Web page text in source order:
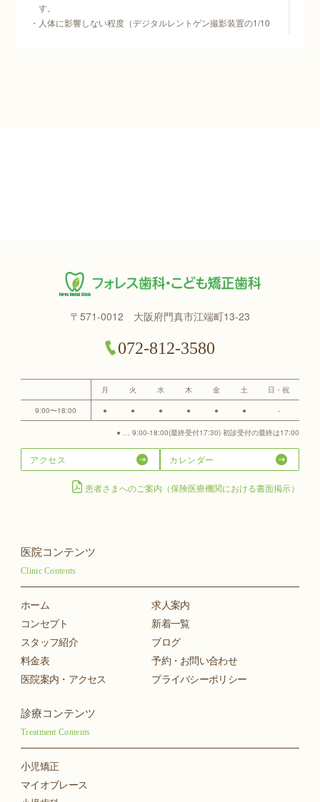
す。
人体に影響しない程度（デジタルレントゲン撮影装置の1/10
色素沈着の除去などに使用する機器となります。
治療内容によっては保険診療となることもありますが、基本
高額になります。詳細は歯科医師にご確認ください。
れ、進行したむし歯には切削器具などを併用することになり
虫歯治療で患部を削る場合は、切削器具ほど精密に削れない
ことがあります。
このレーザー治療機を使ったことにより、虫歯や歯周病など
科治療を受けられたあと同様に、適切なケアや生活習慣を行
なっていないと、病気が再発することがあります。
ペースメーカー、埋め込み型除細動器など電磁障害の影響を
受けやすい体内埋め込み型医用電気機器をお使いの方には、
薬機法（医薬品医療機器等法）において承認された医療機器
であり、光学的性質を利用して、むし歯を検出する機器とな
ります。
この機器を使用して行なう治療は自費診療（保険適用外）と
なることがあります。その場合は、保険診療よりも高額にな
ります。
測定値は目安であり、むし歯の有無を正確に決定づける数値
ではありません。治療方針を決定する場合、この数値が唯一
の根拠となるわけではないので、ほかの診断方法と併用する
ペースメーカーや除細動器を使われている患者さまには適用
位相差顕微鏡（ペリオスコープ）を用いた検査にともなう一般
的なリスク・副作用
口腔内に存在する細菌を観察するための機器で、それらの活
動状態を調べることで、虫歯や歯周病へのおおよその罹患リ
〒571-0012 大阪府門真市江端町13-23
072-812-3580
月 火 水 木 金 土 日・祝
9:00〜18:00 ● ● ● ● ● ● -
● … 9:00-18:00(最終受付17:30) 初診受付の最終は17:00
アクセス カレンダー
患者さまへのご案内（保険医療機関における書面掲示）
医院コンテンツ
Clinic Contents
ホーム
コンセプト
スタッフ紹介
料金表
医院案内・アクセス
求人案内
新着一覧
ブログ
予約・お問い合わせ
プライバシーポリシー
診療コンテンツ
Treatment Contents
小児矯正
マイオブレース